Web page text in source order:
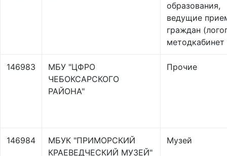
образования,
ведущие
граждан
146983
МБУ "ЦФРО
ЧЕБОКСАРСКОГО
РАЙОНА"
Прочие
146984
МБУК "ПРИМОРСКИЙ
КРАЕВЕДЧЕСКИЙ МУЗЕЙ"
Музей